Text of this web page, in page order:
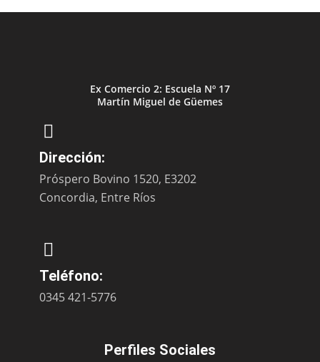
Ex Comercio 2: Escuela Nº 17
Martín Miguel de Güemes
Dirección:
Próspero Bovino 1520, E3202
Concordia, Entre Ríos
Teléfono:
0345 421-5776
Perfiles Sociales